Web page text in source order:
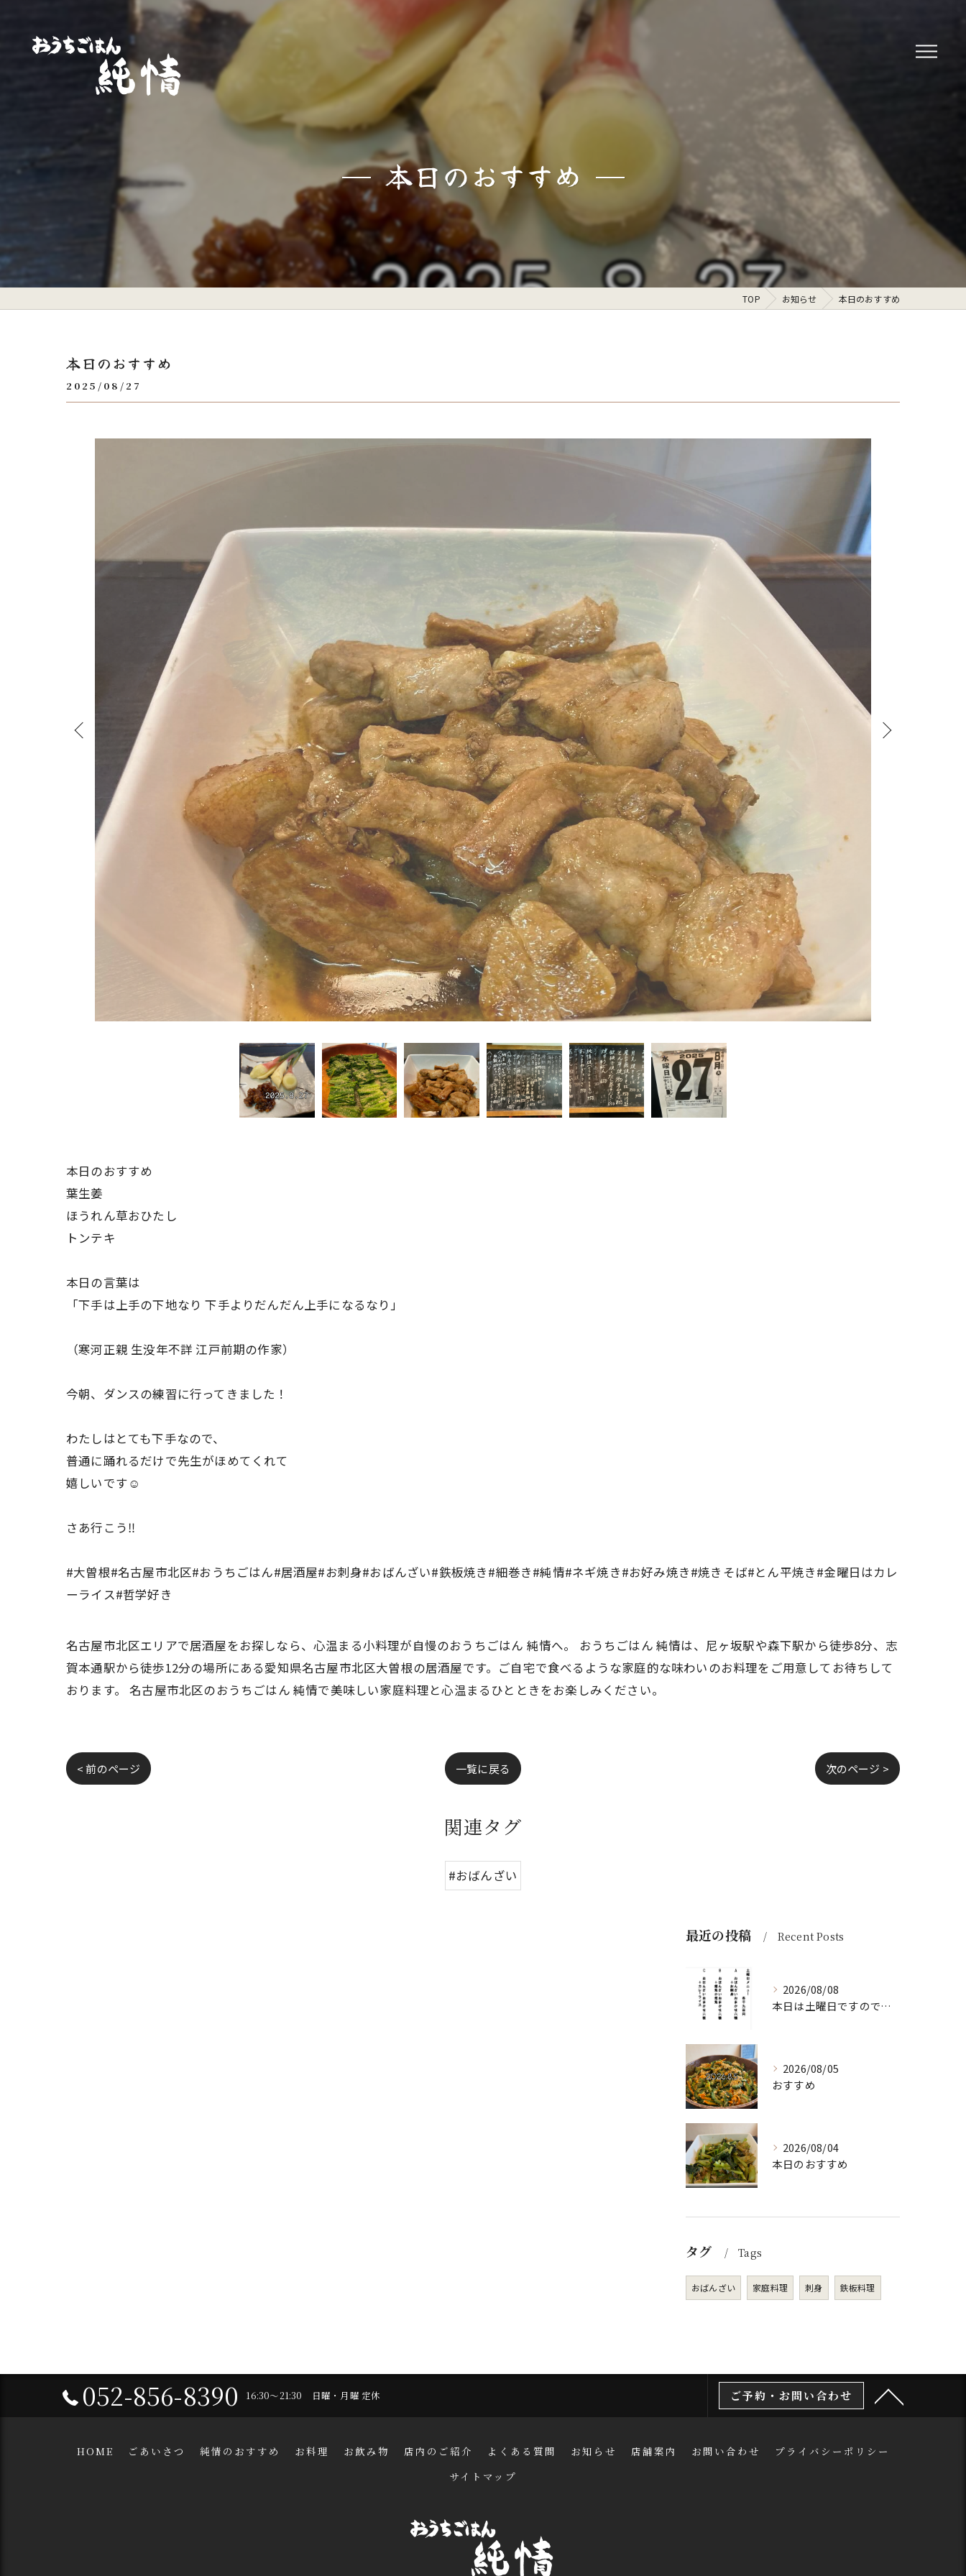
本日のおすすめ
TOP お知らせ 本日のおすすめ
本日のおすすめ
2025/08/27
本日のおすすめ
葉生姜
ほうれん草おひたし
トンテキ
本日の言葉は
「下手は上手の下地なり 下手よりだんだん上手になるなり」
（寒河正親 生没年不詳 江戸前期の作家）
今朝、ダンスの練習に行ってきました！
わたしはとても下手なので、
普通に踊れるだけで先生がほめてくれて
嬉しいです☺️
さあ行こう‼️
#大曽根#名古屋市北区#おうちごはん#居酒屋#お刺身#おばんざい#鉄板焼き#細巻き#純情#ネギ焼き#お好み焼き#焼きそば#とん平焼き#金曜日はカレ
ーライス#哲学好き
名古屋市北区エリアで居酒屋をお探しなら、心温まる小料理が自慢のおうちごはん 純情へ。 おうちごはん 純情は、尼ヶ坂駅や森下駅から徒歩8分、志
賀本通駅から徒歩12分の場所にある愛知県名古屋市北区大曽根の居酒屋です。ご自宅で食べるような家庭的な味わいのお料理をご用意してお待ちして
おります。 名古屋市北区のおうちごはん 純情で美味しい家庭料理と心温まるひとときをお楽しみください。
< 前のページ 一覧に戻る 次のページ >
関連タグ
#おばんざい
最近の投稿 Recent Posts
2026/08/08
本日は土曜日ですので、たくさん食べていってちょーよ‼️
2026/08/05
おすすめ
2026/08/04
本日のおすすめ
タグ Tags
おばんざい 家庭料理 刺身 鉄板料理
052-856-8390 16:30～21:30 日曜・月曜 定休 ご予約・お問い合わせ
HOME ごあいさつ 純情のおすすめ お料理 お飲み物 店内のご紹介 よくある質問 お知らせ 店舗案内 お問い合わせ
プライバシーポリシー
サイトマップ